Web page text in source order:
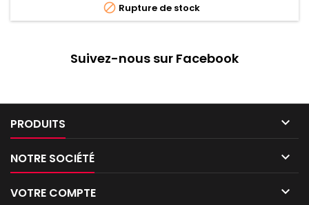
 Rupture de stock
Suivez-nous sur Facebook
PRODUITS 
NOTRE SOCIÉTÉ 
VOTRE COMPTE 